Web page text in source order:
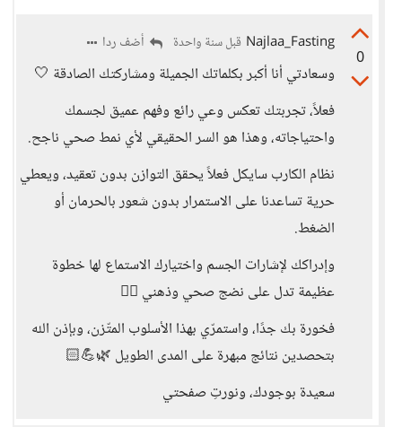
0
Najlaa_Fasting قبل سنة واحدة أضف ردا
وسعادتي أنا أكبر بكلماتك الجميلة ومشاركتك الصادقة 🤍
فعلاً، تجربتك تعكس وعي رائع وفهم عميق لجسمك
واحتياجاته، وهذا هو السر الحقيقي لأي نمط صحي ناجح.
نظام الكارب سايكل فعلاً يحقق التوازن بدون تعقيد، ويعطي
حرية تساعدنا على الاستمرار بدون شعور بالحرمان أو
الضغط.
وإدراكك لإشارات الجسم واختيارك الاستماع لها خطوة
عظيمة تدل على نضج صحي وذهني 👌🏻
فخورة بك جدًا، واستمرّي بهذا الأسلوب المتّزن، وبإذن الله
بتحصدين نتائج مبهرة على المدى الطويل 🌿💪🏻
سعيدة بوجودك، ونورتِ صفحتي